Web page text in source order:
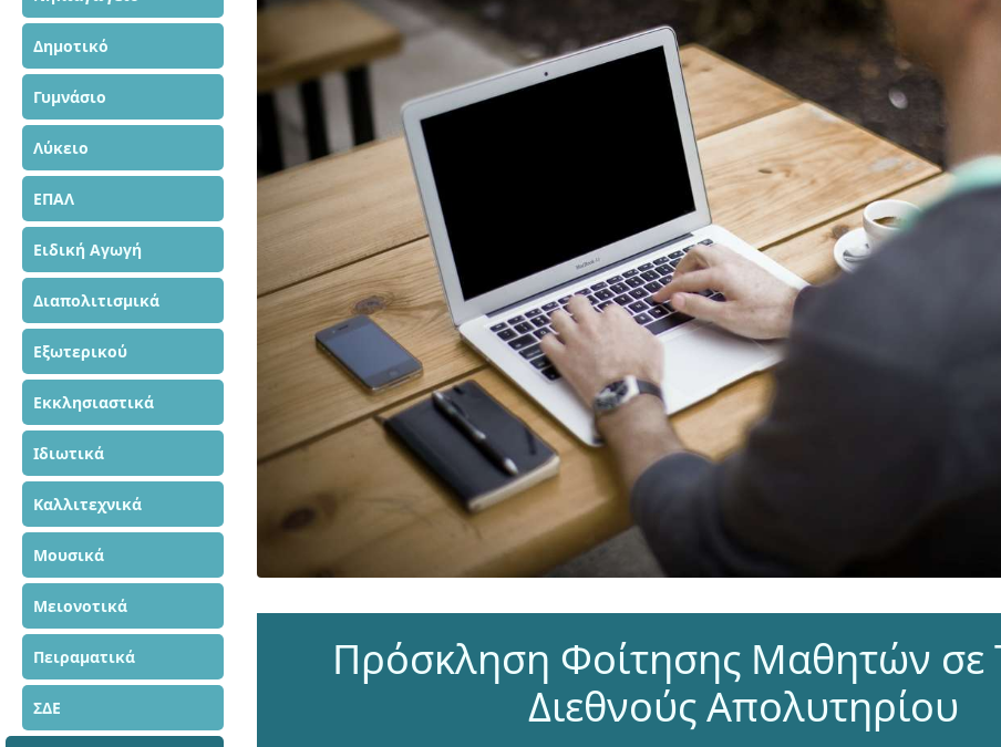
Δημοτικό
Γυμνάσιο
Λύκειο
ΕΠΑΛ
Ειδική Αγωγή
Διαπολιτισμικά
Εξωτερικού
Εκκλησιαστικά
Ιδιωτικά
Καλλιτεχνικά
Μουσικά
Μειονοτικά
Πειραματικά
ΣΔΕ
Πρόσκληση Φοίτησης Μαθητών σε
Διεθνούς Απολυτηρίου